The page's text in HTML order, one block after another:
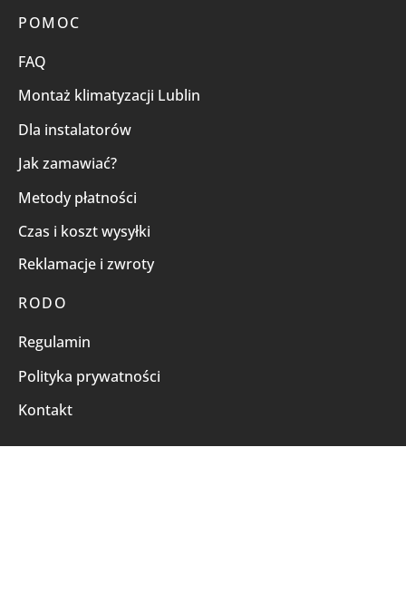
POMOC
FAQ
Montaż klimatyzacji Lublin
Dla instalatorów
Jak zamawiać?
Metody płatności
Czas i koszt wysyłki
Reklamacje i zwroty
RODO
Regulamin
Polityka prywatności
Kontakt